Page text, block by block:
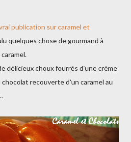
publication sur caramel et
quelques chose de gourmand à
délicieux choux fourrés d'une crème
recouverte d'un caramel au